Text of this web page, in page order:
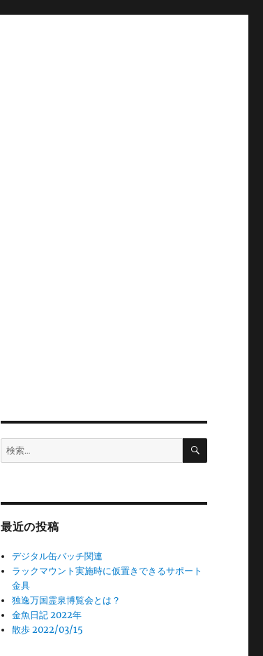
検
索:
検
最近の投稿
デジタル缶バッチ関連
ラックマウント実施時に仮置きできるサポート
金具
独逸万国霊泉博覧会とは？
金魚日記 2022年
散歩 2022/03/15